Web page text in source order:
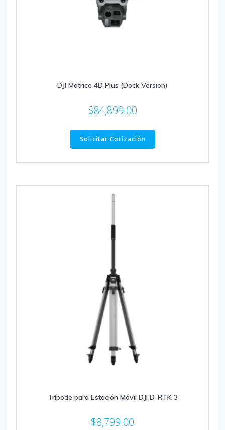
DJI Matrice 4D Plus (Dock Version)
$84,899.00
Solicitar Cotización
Trípode para Estación Móvil DJI D-RTK 3
$8,799.00